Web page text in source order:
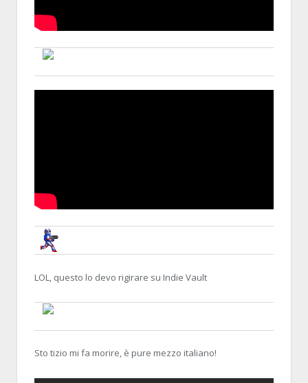
BLALLO25 APRIL 2014, 12:58:16RE:YOUTUBE, NOSTRA CROCE E DELIZIA
BRUNOB25 APRIL 2014, 17:43:45RE:YOUTUBE, NOSTRA CROCE E DELIZIA
LOL, questo lo devo rigirare su Indie Vault
BLALLO2 MAY 2014, 13:49:08RE:YOUTUBE, NOSTRA CROCE E DELIZIA
Sto tizio mi fa morire, è pure mezzo italiano!